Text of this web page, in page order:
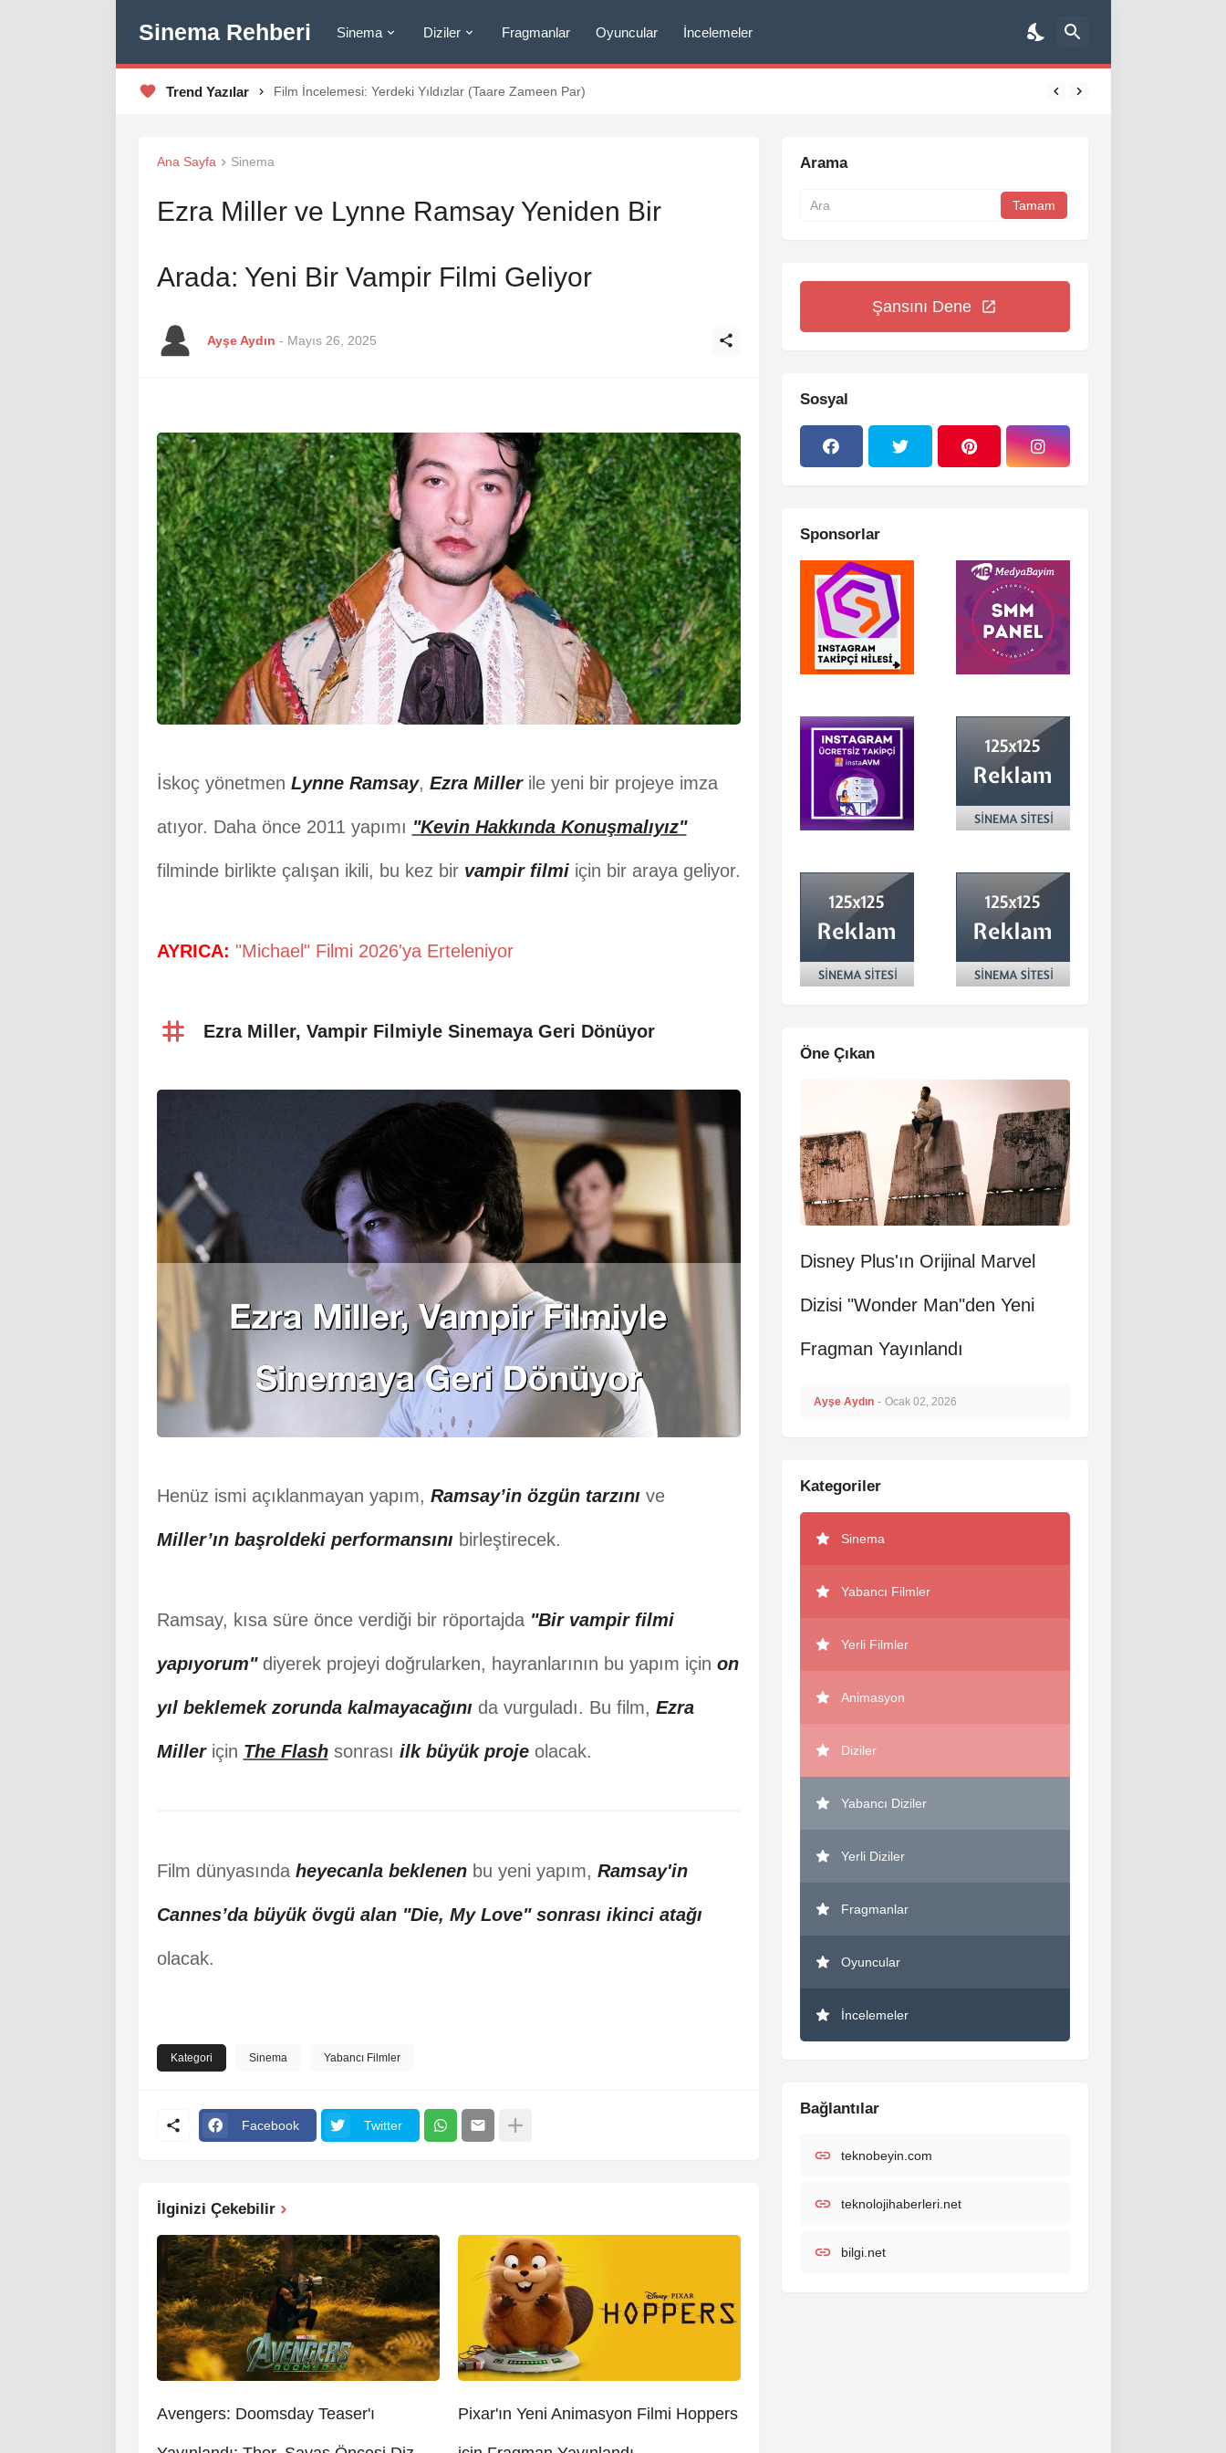
Sinema Rehberi Sinema Diziler Fragmanlar Oyuncular İncelemeler
Trend Yazılar Film İncelemesi: Yeşil Yol (The Green Mile)
Ana Sayfa Sinema
Ezra Miller ve Lynne Ramsay Yeniden Bir
Arada: Yeni Bir Vampir Filmi Geliyor
Ayşe Aydın - Mayıs 26, 2025
İskoç yönetmen Lynne Ramsay, Ezra Millerile yeni bir projeye imza
atıyor. Daha önce 2011 yapımı "Kevin Hakkında Konuşmalıyız"
filminde birlikte çalışan ikili, bu kez bir vampir filmiiçin bir araya geliyor.
AYRICA: "Michael" Filmi 2026'ya Erteleniyor
Ezra Miller, Vampir Filmiyle Sinemaya Geri Dönüyor
Henüz ismi açıklanmayan yapım, Ramsay’in özgün tarzını ve
Miller’ın başroldeki performansını birleştirecek.
Ramsay, kısa süre önce verdiği bir röportajda "Bir vampir filmi
yapıyorum"diyerek projeyi doğrularken, hayranlarının bu yapım için on
yıl beklemek zorunda kalmayacağını da vurguladı. Bu film, Ezra
Milleriçin The Flashsonrası ilk büyük projeolacak.
Film dünyasında heyecanla beklenenbu yeni yapım, Ramsay'in
Cannes’da büyük övgü alan "Die, My Love" sonrası ikinci atağı
olacak.
Kategori Sinema Yabancı Filmler
Facebook Twitter
İlginizi Çekebilir
Avengers: Doomsday Teaser'ı Pixar'ın Yeni Animasyon Filmi Hoppers
Arama
Şansını Dene
Sosyal
Sponsorlar
Öne Çıkan
Disney Plus'ın Orijinal Marvel
Dizisi "Wonder Man"den Yeni
Fragman Yayınlandı
Ayşe Aydın - Ocak 02, 2026
Kategoriler
Sinema
Yabancı Filmler
Yerli Filmler
Animasyon
Diziler
Yabancı Diziler
Yerli Diziler
Fragmanlar
Oyuncular
İncelemeler
Bağlantılar
teknobeyin.com
teknolojihaberleri.net
bilgi.net